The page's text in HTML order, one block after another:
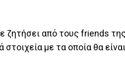
ζητήσει από τους friends
με τα οποία θα